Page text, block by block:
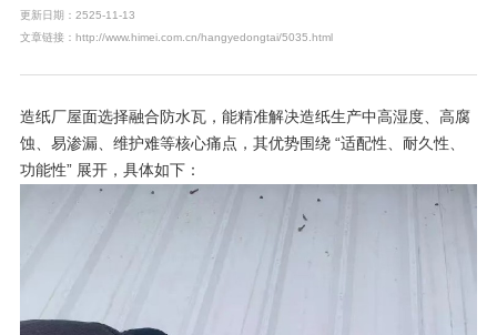
更新日期：2525-11-13
文章链接：http://www.himei.com.cn/hangyedongtai/5035.html
造纸厂屋面选择融合防水瓦，能精准解决造纸生产中高湿度、高腐
蚀、易渗漏、维护难等核心痛点，其优势围绕 “适配性、耐久性、
功能性” 展开，具体如下：